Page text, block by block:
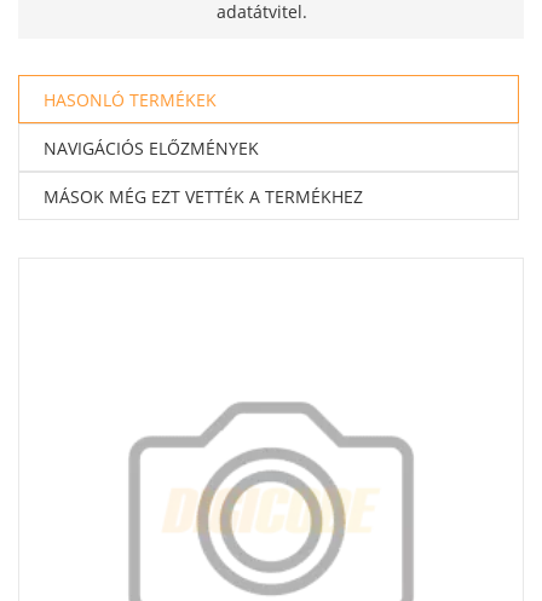
adatátvitel.
HASONLÓ TERMÉKEK
NAVIGÁCIÓS ELŐZMÉNYEK
MÁSOK MÉG EZT VETTÉK A TERMÉKHEZ